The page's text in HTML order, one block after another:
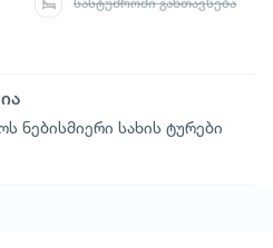
ნებისმიერი სახის ტურები
სასტუმროში განთავსება